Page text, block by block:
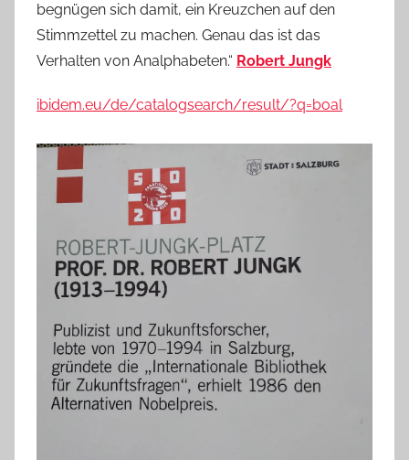
begnügen sich damit, ein Kreuzchen auf den
Stimmzettel zu machen. Genau das ist das
Verhalten von Analphabeten.“ Robert Jungk
ibidem.eu/de/catalogsearch/result/?q=boal